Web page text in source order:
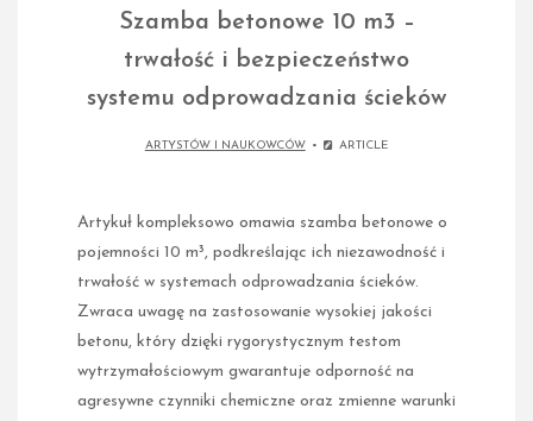
Szamba betonowe 10 m3 –
trwałość i bezpieczeństwo
systemu odprowadzania ścieków
ARTYSTÓW I NAUKOWCÓW ARTICLE
Artykuł kompleksowo omawia szamba betonowe o
pojemności 10 m³, podkreślając ich niezawodność i
trwałość w systemach odprowadzania ścieków.
Zwraca uwagę na zastosowanie wysokiej jakości
betonu, który dzięki rygorystycznym testom
wytrzymałościowym gwarantuje odporność na
agresywne czynniki chemiczne oraz zmienne warunki